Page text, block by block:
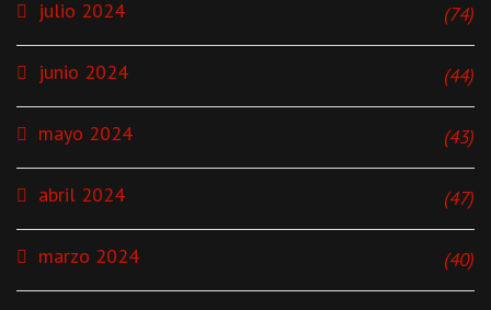
julio 2024 (74)
junio 2024 (44)
mayo 2024 (43)
abril 2024 (47)
marzo 2024 (40)